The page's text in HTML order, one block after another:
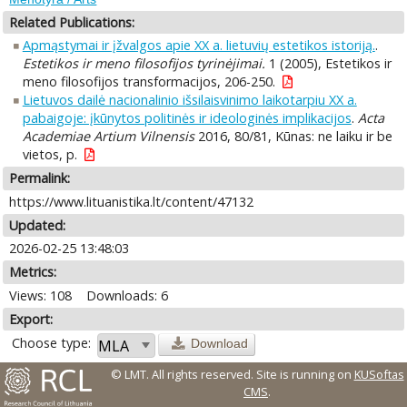
Related Publications:
Apmąstymai ir įžvalgos apie XX a. lietuvių estetikos istoriją..
Estetikos ir meno filosofijos tyrinėjimai. 1 (2005), Estetikos ir
meno filosofijos transformacijos, 206-250.
Lietuvos dailė nacionalinio išsilaisvinimo laikotarpiu XX a.
pabaigoje: įkūnytos politinės ir ideologinės implikacijos. Acta
Academiae Artium Vilnensis2016, 80/81, Kūnas: ne laiku ir be
vietos, p.
Permalink:
https://www.lituanistika.lt/content/47132
Updated:
2026-02-25 13:48:03
Metrics:
Views: 108
Downloads: 6
Export:
Choose type:
Download
© LMT. All rights reserved. Site is running on KUSoftas
CMS.